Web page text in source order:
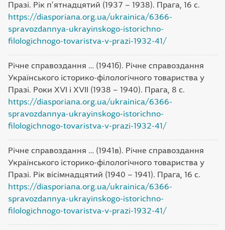
Празі. Рік п’ятнадцятий (1937 – 1938). Прага, 16 с.
https://diasporiana.org.ua/ukrainica/6366-
spravozdannya-ukrayinskogo-istorichno-
filologichnogo-tovaristva-v-prazi-1932-41/
Річне справоздання … (1941б). Річне справоздання
Українського історико-філологічного товариства у
Празі. Роки XVI і XVII (1938 – 1940). Прага, 8 с.
https://diasporiana.org.ua/ukrainica/6366-
spravozdannya-ukrayinskogo-istorichno-
filologichnogo-tovaristva-v-prazi-1932-41/
Річне справоздання … (1941в). Річне справоздання
Українського історико-філологічного товариства у
Празі. Рік вісімнадцятий (1940 – 1941). Прага, 16 с.
https://diasporiana.org.ua/ukrainica/6366-
spravozdannya-ukrayinskogo-istorichno-
filologichnogo-tovaristva-v-prazi-1932-41/